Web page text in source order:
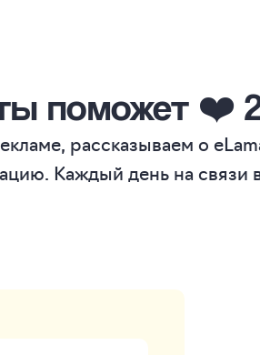
поможет ❤️
рассказываем о
Каждый день на связи